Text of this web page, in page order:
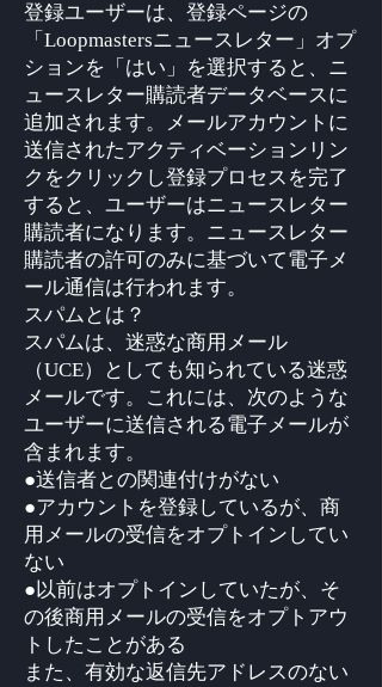
登録ユーザーは、登録ページの
「Loopmastersニュースレター」オプ
ションを「はい」を選択すると、ニ
ュースレター購読者データベースに
追加されます。メールアカウントに
送信されたアクティベーションリン
クをクリックし登録プロセスを完了
すると、ユーザーはニュースレター
購読者になります。ニュースレター
購読者の許可のみに基づいて電子メ
ール通信は行われます。
スパムとは？
スパムは、迷惑な商用メール
（UCE）としても知られている迷惑
メールです。これには、次のような
ユーザーに送信される電子メールが
含まれます。
●送信者との関連付けがない
●アカウントを登録しているが、商
用メールの受信をオプトインしてい
ない
●以前はオプトインしていたが、そ
の後商用メールの受信をオプトアウ
トしたことがある
また、有効な返信先アドレスのない